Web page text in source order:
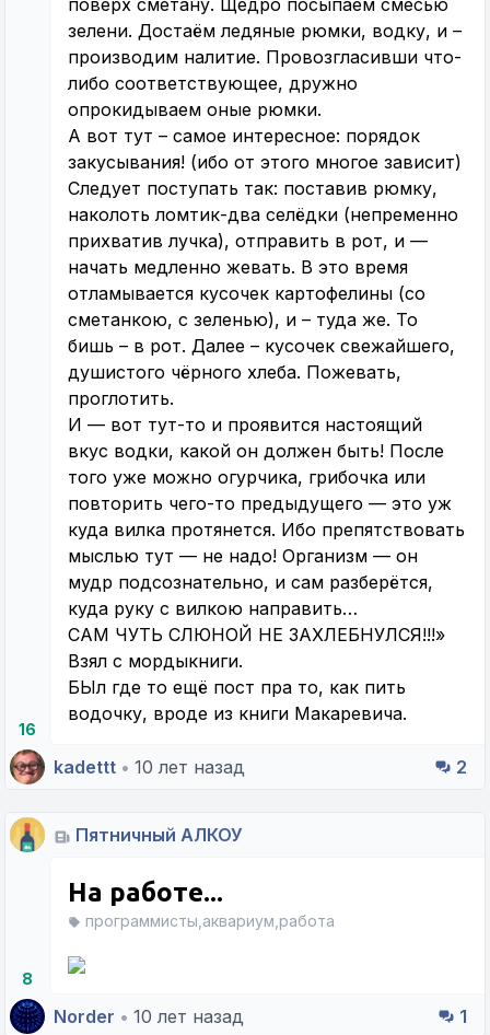
16
поверх сметану. Щедро посыпаем смесью
зелени. Достаём ледяные рюмки, водку, и –
производим налитие. Провозгласивши что-
либо соответствующее, дружно
опрокидываем оные рюмки.
А вот тут – самое интересное: порядок
закусывания! (ибо от этого многое зависит)
Следует поступать так: поставив рюмку,
наколоть ломтик-два селёдки (непременно
прихватив лучка), отправить в рот, и —
начать медленно жевать. В это время
отламывается кусочек картофелины (со
сметанкою, с зеленью), и – туда же. То
бишь – в рот. Далее – кусочек свежайшего,
душистого чёрного хлеба. Пожевать,
проглотить.
И — вот тут-то и проявится настоящий
вкус водки, какой он должен быть! После
того уже можно огурчика, грибочка или
повторить чего-то предыдущего — это уж
куда вилка протянется. Ибо препятствовать
мыслью тут — не надо! Организм — он
мудр подсознательно, и сам разберётся,
куда руку с вилкою направить…
САМ ЧУТЬ СЛЮНОЙ НЕ ЗАХЛЕБНУЛСЯ!!!»
Взял с мордыкниги.
БЫл где то ещё пост пра то, как пить
водочку, вроде из книги Макаревича.
kadettt • 10 лет назад 2
Пятничный АЛКОУ
8
На работе...
программисты,аквариум,работа
Norder • 10 лет назад 1